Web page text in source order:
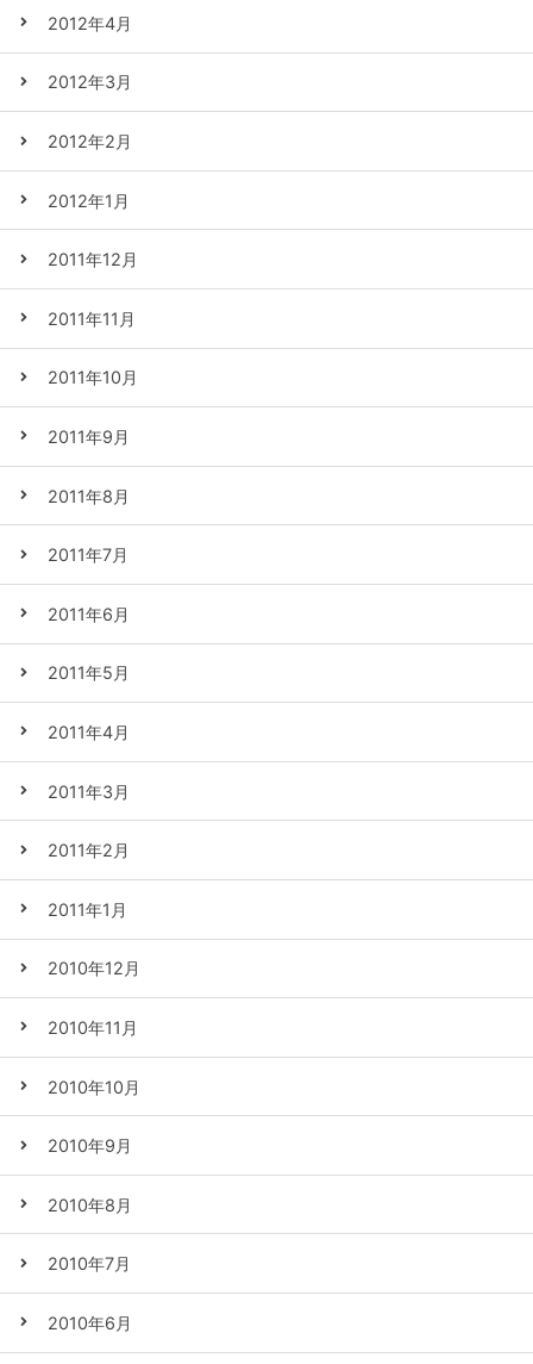
2012年4月
2012年3月
2012年2月
2012年1月
2011年12月
2011年11月
2011年10月
2011年9月
2011年8月
2011年7月
2011年6月
2011年5月
2011年4月
2011年3月
2011年2月
2011年1月
2010年12月
2010年11月
2010年10月
2010年9月
2010年8月
2010年7月
2010年6月